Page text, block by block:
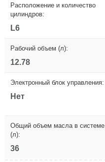
Расположение и количество
цилиндров:
L6
Рабочий объем (л):
12.78
Электронный блок управления:
Нет
Общий объем масла в системе
(л):
36